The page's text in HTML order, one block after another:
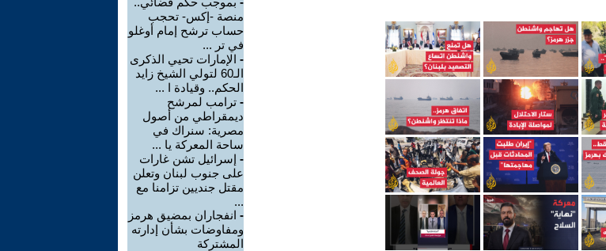
منصة -إكس- تحجب
حساب ترشح إمام أوغلو
في تر ...
- الإمارات تحيي الذكرى
الـ60 لتولي الشيخ زايد
الحكم.. وقيادة ا ...
- ترامب لمرشح
ديمقراطي من أصول
مصرية: سنراك في
ساحة المعركة يا ...
- إسرائيل تشن غارات
على جنوب لبنان وتعلن
مقتل جنديين تزامنا مع
...
- انفجاران بمضيق هرمز
ومفاوضات بشأن إدارته
المشتركة